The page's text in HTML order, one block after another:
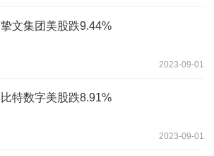
挚文集团美股跌9.44%
2023-09-01
比特数字美股跌8.91%
2023-09-01